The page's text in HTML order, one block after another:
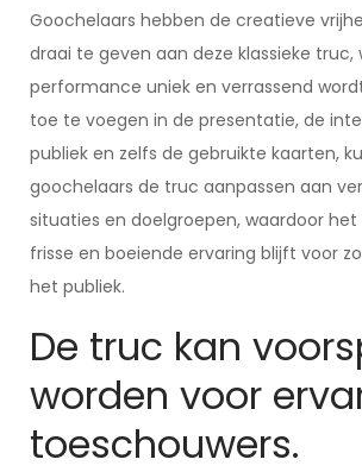
Goochelaars hebben de creatieve
draai te geven aan deze klassieke truc,
performance uniek en verrassend
toe te voegen in de presentatie, de
publiek en zelfs de gebruikte kaarten,
goochelaars de truc aanpassen aan
situaties en doelgroepen, waardoor
frisse en boeiende ervaring blijft voor
het publiek.
De truc kan
worden voor
toeschouwers.